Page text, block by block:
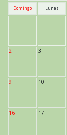
Domingo Lunes
2 3
9 10
16 17